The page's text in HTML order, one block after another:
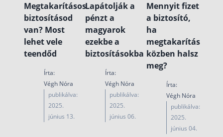
Megtakarításos
biztosításod
van? Most
lehet vele
teendőd
Írta:
Végh Nóra
publikálva:
2025.
június 13.
Lapátolják a
pénzt a
magyarok
ezekbe a
biztosításokba
Írta:
Végh Nóra
publikálva:
2025.
június 06.
Mennyit fizet
a biztosító,
ha
megtakarítás
közben halsz
meg?
Írta:
Végh Nóra
publikálva:
2025.
június 04.